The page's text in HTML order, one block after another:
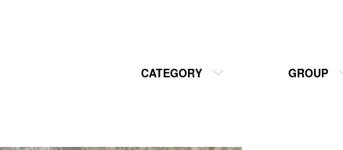
CATEGORY GROUP